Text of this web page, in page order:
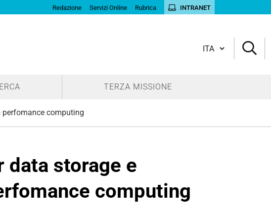
Redazione Servizi Online Rubrica INTRANET
Cambia lingua
TERZA MISSIONE
perfomance computing
storage e
computing